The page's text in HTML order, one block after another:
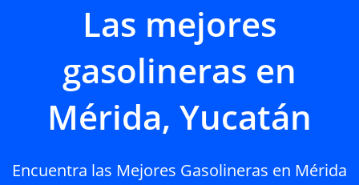
Las mejores
gasolineras en
Mérida, Yucatán
Encuentra las Mejores Gasolineras en Mérida